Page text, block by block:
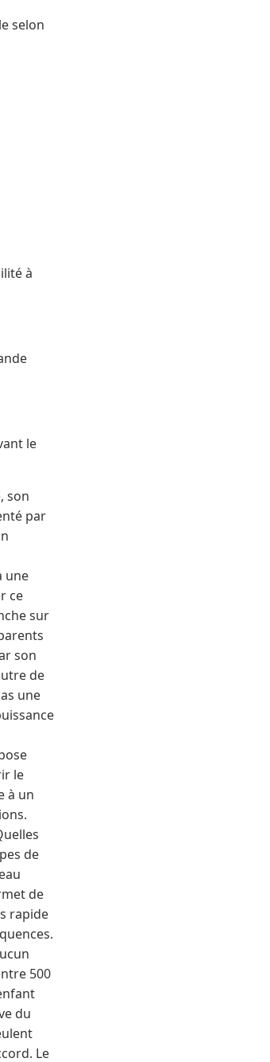
selon
à
le
son
par
une
ce
sur
son
de
une
le
à un
de
de
rapide
500
du
Le